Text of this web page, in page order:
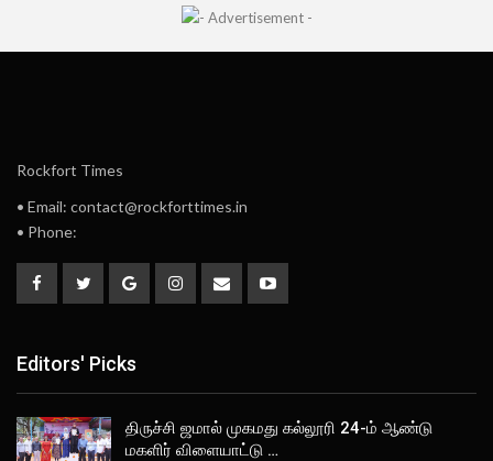
Rockfort Times
• Email: contact@rockforttimes.in
• Phone:
Editors' Picks
திருச்சி ஜமால் முகமது கல்லூரி 24-ம் ஆண்டு
மகளிர் விளையாட்டு …